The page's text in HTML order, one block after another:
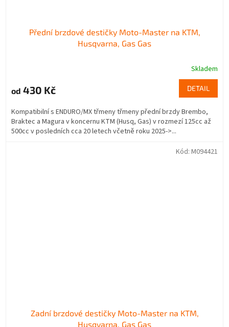
Přední brzdové destičky Moto-Master na KTM,
Husqvarna, Gas Gas
Skladem
od 430 Kč DETAIL
Kompatibilní s ENDURO/MX třmeny třmeny přední brzdy Brembo,
Braktec a Magura v koncernu KTM (Husq, Gas) v rozmezí 125cc až
500cc v posledních cca 20 letech včetně roku 2025->...
Zadní brzdové destičky Moto-Master na KTM,
Husqvarna, Gas Gas
Kód: M094421